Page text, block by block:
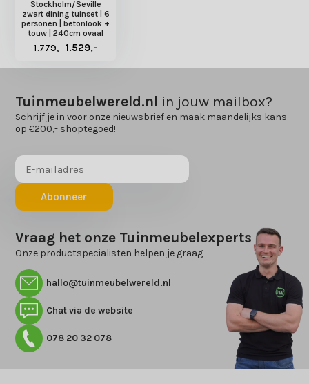
Stockholm/Seville
zwart dining tuinset | 6
personen | betonlook +
touw | 240cm ovaal
1.779,- 1.529,-
Tuinmeubelwereld.nl in jouw mailbox?
Schrijf je in voor onze nieuwsbrief en maak maandelijks kans
op €200,- shoptegoed!
Abonneer
Vraag het onze Tuinmeubelexperts
Onze productspecialisten helpen je graag
hallo@tuinmeubelwereld.nl
Chat via de website
078 20 32 078